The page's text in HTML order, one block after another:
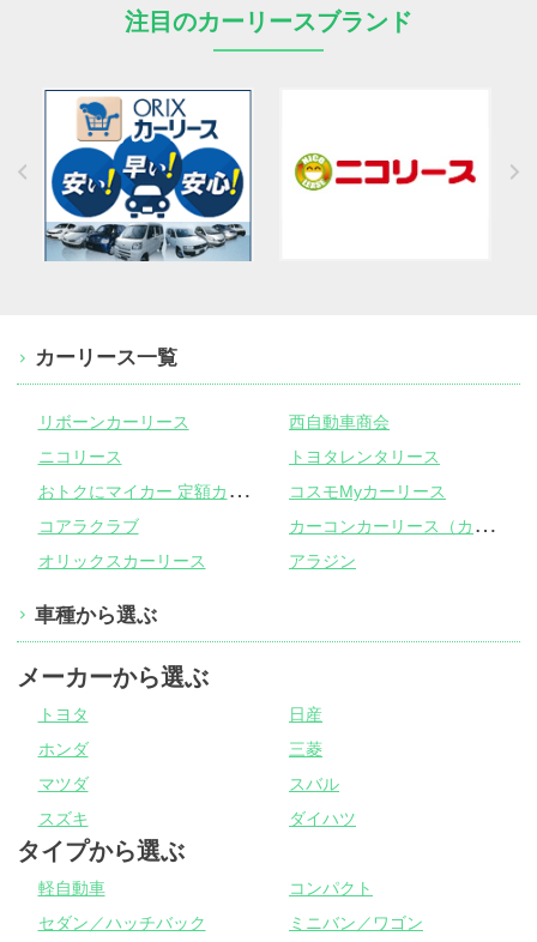
注目のカーリースブランド
カーリース一覧
リボーンカーリース
西自動車商会
ニコリース
トヨタレンタリース
お
トクにマイカー 定額カルモくん
コスモMyカーリース
コアラクラブ
カ
ーコンカーリース（カーコンビニ倶楽部）
オリックスカーリース アラジン
車種から選ぶ
メーカーから選ぶ
トヨタ
日産
ホンダ
三菱
マツダ
スバル
スズキ
ダイハツ
タイプから選ぶ
軽自動車
コンパクト
セダン／ハッチバック
ミニバン／ワゴン